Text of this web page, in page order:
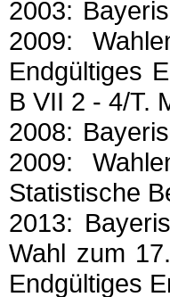
2003:
2009:
Endgültiges
B VII 2 - 4/T.
2008:
2009:
Statistische
2013:
Wahl zum
Endgültiges